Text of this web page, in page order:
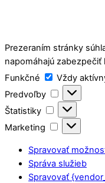
Prezeraním stránky
napomáhajú zabezpečiť
Funkčné
Funkčné
Vždy
Predvoľby
Predvoľby
Štatistiky
Štatistiky
Marketing
Marketing
Spravovať
Správa služieb
Spravovať